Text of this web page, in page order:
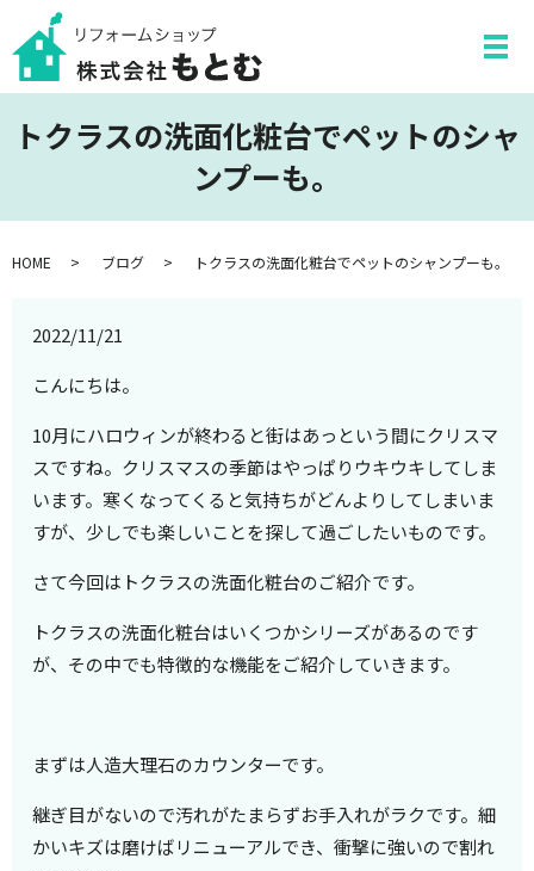
トクラスの洗面化粧台でペットのシャ
ンプーも。
HOME ブログ トクラスの洗面化粧台でペットのシャンプーも。
2022/11/21
こんにちは。
10月にハロウィンが終わると街はあっという間にクリスマ
スですね。クリスマスの季節はやっぱりウキウキしてしま
います。寒くなってくると気持ちがどんよりしてしまいま
すが、少しでも楽しいことを探して過ごしたいものです。
さて今回はトクラスの洗面化粧台のご紹介です。
トクラスの洗面化粧台はいくつかシリーズがあるのです
が、その中でも特徴的な機能をご紹介していきます。
まずは人造大理石のカウンターです。
継ぎ目がないので汚れがたまらずお手入れがラクです。細
かいキズは磨けばリニューアルでき、衝撃に強いので割れ